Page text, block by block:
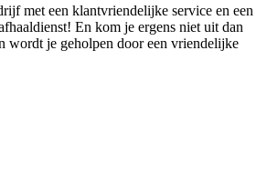
met een klantvriendelijke service en een
En kom je ergens niet uit dan
wordt je geholpen door een vriendelijke